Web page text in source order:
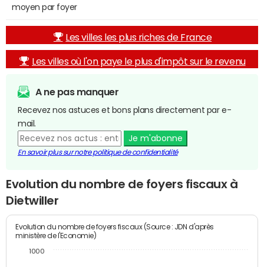
moyen par foyer
Les villes les plus riches de France
Les villes où l'on paye le plus d'impôt sur le revenu
A ne pas manquer
Recevez nos astuces et bons plans directement par e-
mail.
Je m'abonne
En savoir plus sur notre politique de confidentialité
Evolution du nombre de foyers fiscaux à
Dietwiller
Evolution du nombre de foyers fiscaux (Source : JDN d'après
ministère de l'Economie)
1000